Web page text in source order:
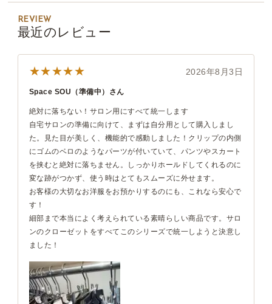
REVIEW
最近のレビュー
★★★★★ 2026年8月3日
Space SOU（準備中）さん
絶対に落ちない！サロン用にすべて統一します
自宅サロンの準備に向けて、まずは自分用として購入しまし
た。見た目が美しく、機能的で感動しました！クリップの内側
にゴムのベロのようなパーツが付いていて、パンツやスカート
を挟むと絶対に落ちません。しっかりホールドしてくれるのに
変な跡がつかず、使う時はとてもスムーズに外せます。
お客様の大切なお洋服をお預かりするのにも、これなら安心で
す！
細部まで本当によく考えられている素晴らしい商品です。サロ
ンのクローゼットをすべてこのシリーズで統一しようと決意し
ました！